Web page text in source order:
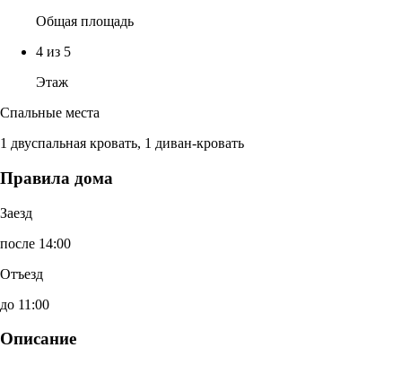
Общая площадь
4 из 5
Этаж
Спальные места
1 двуспальная кровать, 1 диван-кровать
Правила дома
Заезд
после 14:00
Отъезд
до 11:00
Описание